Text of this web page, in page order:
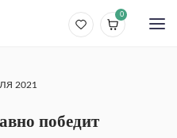
0
2021
победит